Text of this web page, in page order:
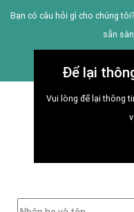
Bạn có câu hỏi gì cho chúng
sẵn
Để lại
Vui lòng để lại thông